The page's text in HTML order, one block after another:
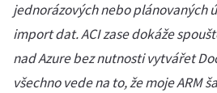
jednorázových nebo plánovaných
import dat. ACI zase dokáže
nad Azure bez nutnosti vytvářet
všechno vede na to, že moje ARM